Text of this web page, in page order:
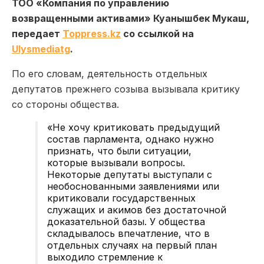
ТОО «Компания по управлению
возвращенными активами» Куанышбек Мукаш,
передает Toppress.kz со ссылкой на
Ulysmediatg.
По его словам, деятельность отдельных
депутатов прежнего созыва вызывала критику
со стороны общества.
«Не хочу критиковать предыдущий
состав парламента, однако нужно
признать, что были ситуации,
которые вызывали вопросы.
Некоторые депутаты выступали с
необоснованными заявлениями или
критиковали государственных
служащих и акимов без достаточной
доказательной базы. У общества
складывалось впечатление, что в
отдельных случаях на первый план
выходило стремление к